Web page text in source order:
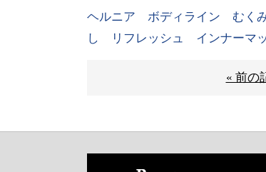
ヘルニア ボディライン むく
し リフレッシュ インナーマ
« 前の